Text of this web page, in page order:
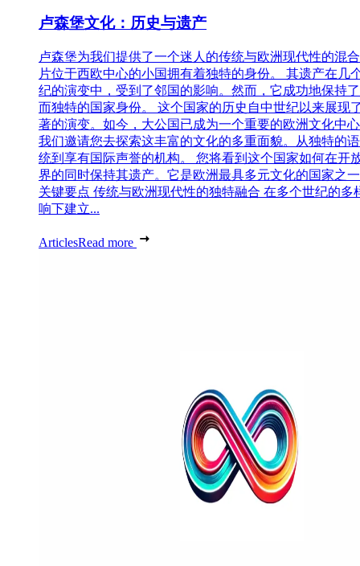
卢森堡文化：历史与遗产
卢森堡为我们提供了一个迷人的传统与欧洲现代性的混
片位于西欧中心的小国拥有着独特的身份。 其遗产在几
纪的演变中，受到了邻国的影响。然而，它成功地保持
而独特的国家身份。 这个国家的历史自中世纪以来展现
著的演变。如今，大公国已成为一个重要的欧洲文化中
我们邀请您去探索这丰富的文化的多重面貌。从独特的
统到享有国际声誉的机构。 您将看到这个国家如何在开
界的同时保持其遗产。它是欧洲最具多元文化的国家之
关键要点 传统与欧洲现代性的独特融合 在多个世纪的多
响下建立...
ArticlesRead more